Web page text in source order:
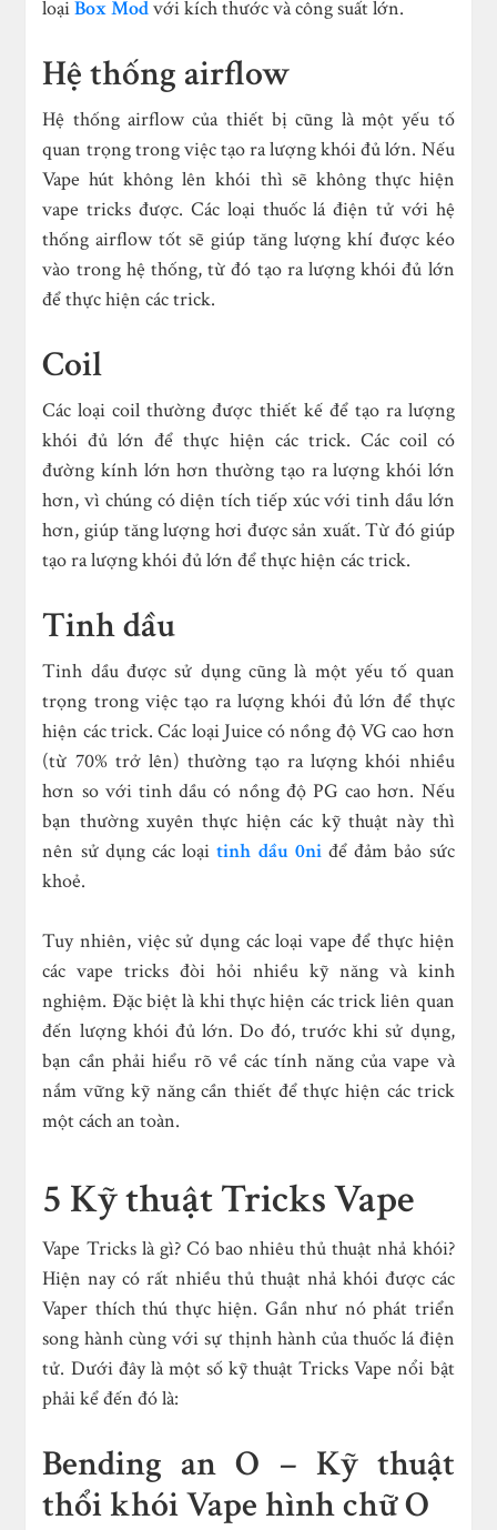
loạiBox Modvới kích thước và công suất lớn.
Hệ thống airflow
Hệ thống airflow của thiết bị cũng là một yếu tố
quan trọng trong việc tạo ra lượng khói đủ lớn. Nếu
Vape hút không lên khói thì sẽ không thực hiện
vape tricks được. Các loại thuốc lá điện tử với hệ
thống airflow tốt sẽ giúp tăng lượng khí được kéo
vào trong hệ thống, từ đó tạo ra lượng khói đủ lớn
để thực hiện các trick.
Coil
Các loại coil thường được thiết kế để tạo ra lượng
khói đủ lớn để thực hiện các trick. Các coil có
đường kính lớn hơn thường tạo ra lượng khói lớn
hơn, vì chúng có diện tích tiếp xúc với tinh dầu lớn
hơn, giúp tăng lượng hơi được sản xuất. Từ đó giúp
tạo ra lượng khói đủ lớn để thực hiện các trick.
Tinh dầu
Tinh dầu được sử dụng cũng là một yếu tố quan
trọng trong việc tạo ra lượng khói đủ lớn để thực
hiện các trick. Các loại Juice có nồng độ VG cao hơn
(từ 70% trở lên) thường tạo ra lượng khói nhiều
hơn so với tinh dầu có nồng độ PG cao hơn. Nếu
bạn thường xuyên thực hiện các kỹ thuật này thì
nên sử dụng các loạitinh dầu 0niđể đảm bảo sức
khoẻ.
Tuy nhiên, việc sử dụng các loại vape để thực hiện
các vape tricks đòi hỏi nhiều kỹ năng và kinh
nghiệm. Đặc biệt là khi thực hiện các trick liên quan
đến lượng khói đủ lớn. Do đó, trước khi sử dụng,
bạn cần phải hiểu rõ về các tính năng của vape và
nắm vững kỹ năng cần thiết để thực hiện các trick
một cách an toàn.
5 Kỹ thuật Tricks Vape
Vape Tricks là gì? Có bao nhiêu thủ thuật nhả khói?
Hiện nay có rất nhiều thủ thuật nhả khói được các
Vaper thích thú thực hiện. Gần như nó phát triển
song hành cùng với sự thịnh hành của thuốc lá điện
tử. Dưới đây là một số kỹ thuật Tricks Vape nổi bật
phải kể đến đó là:
Bending an O – Kỹ thuật
thổi khói Vape hình chữ O